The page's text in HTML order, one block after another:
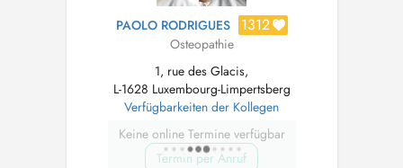
PAOLO RODRIGUES 1312
Osteopathie
1, rue des Glacis,
L-1628 Luxembourg-Limpertsberg
Verfügbarkeiten der Kollegen
Keine online Termine verfügbar
Termin per Anruf